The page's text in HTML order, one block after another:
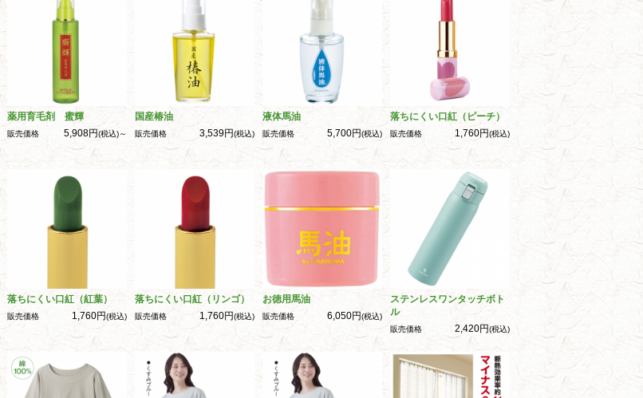
薬用育毛剤 蜜輝
販売価格 5,908円(税込)～
国産椿油
販売価格 3,539円(税込)
液体馬油
販売価格 5,700円(税込)
落ちにくい口紅（ピーチ）
販売価格 1,760円(税込)
落ちにくい口紅（紅葉）
販売価格 1,760円(税込)
落ちにくい口紅（リンゴ）
販売価格 1,760円(税込)
お徳用馬油
販売価格 6,050円(税込)
ステンレスワンタッチボト
ル
販売価格 2,420円(税込)